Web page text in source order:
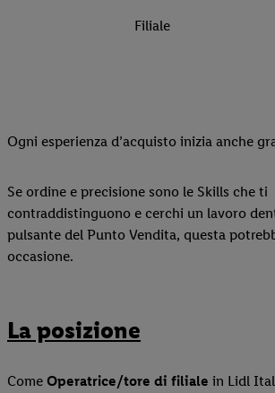
Filiale
Ogni esperienza d’acquisto inizia anche
Se ordine e precisione sono le Skills che ti
contraddistinguono e cerchi un lavoro
pulsante del Punto Vendita, questa
occasione.
La posizione
Come Operatrice/tore di filiale in Lidl